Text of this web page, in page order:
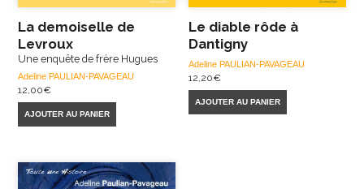
La demoiselle de
Levroux
Une enquête de frère Hugues
Adeline PAULIAN-PAVAGEAU
12,00€
AJOUTER AU PANIER
Le diable rôde à
Dantigny
Adeline PAULIAN-PAVAGEAU
12,20€
AJOUTER AU PANIER